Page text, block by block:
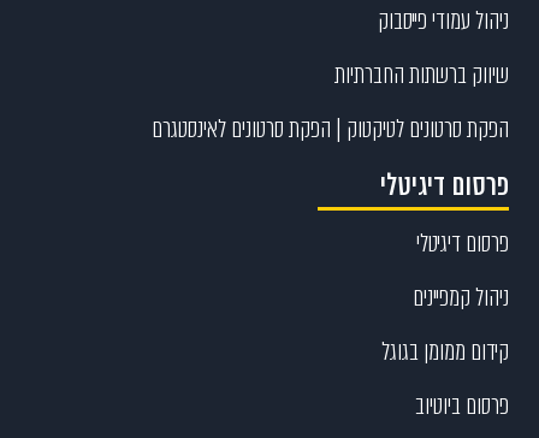
ניהול עמודי פייסבוק
שיווק ברשתות החברתיות
הפקת סרטונים לטיקטוק | הפקת סרטונים לאינסטגרם
פרסום דיגיטלי
פרסום דיגיטלי
ניהול קמפיינים
קידום ממומן בגוגל
פרסום ביוטיוב